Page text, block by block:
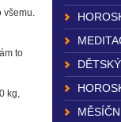
všemu.
to
kg,